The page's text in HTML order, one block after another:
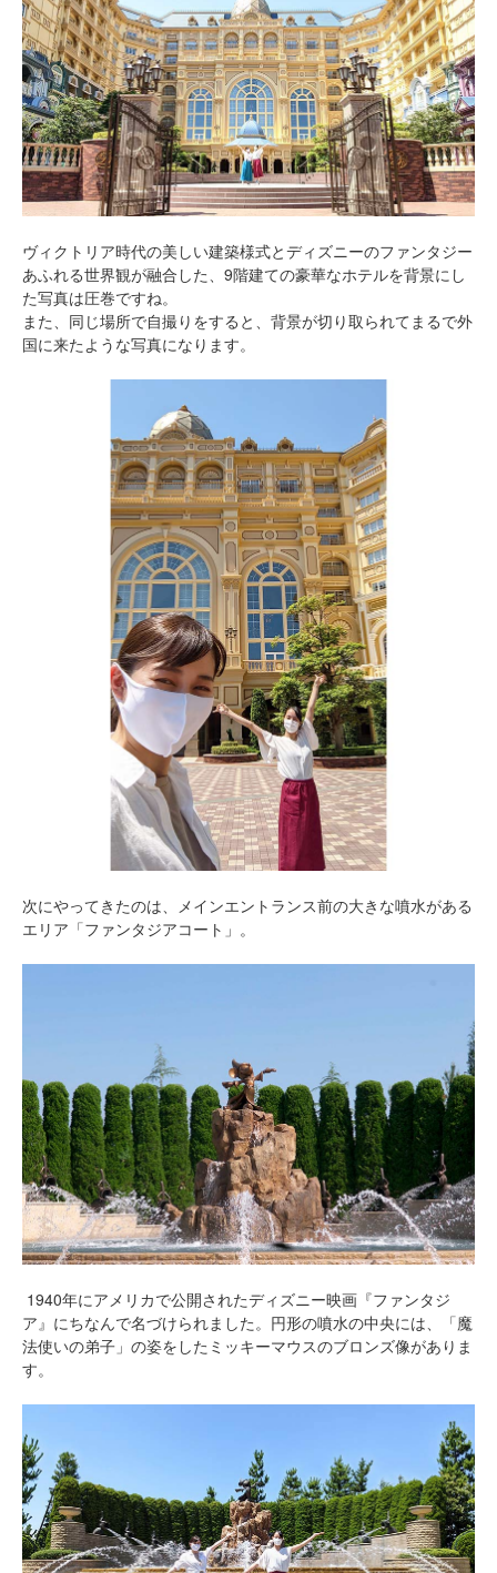
ヴィクトリア時代の美しい建築様式とディズニーのファンタジー
あふれる世界観が融合した、9階建ての豪華なホテルを背景にし
た写真は圧巻ですね。
また、同じ場所で自撮りをすると、背景が切り取られてまるで外
国に来たような写真になります。
次にやってきたのは、メインエントランス前の大きな噴水がある
エリア「ファンタジアコート」。
1940年にアメリカで公開されたディズニー映画『ファンタジ
ア』にちなんで名づけられました。円形の噴水の中央には、「魔
法使いの弟子」の姿をしたミッキーマウスのブロンズ像がありま
す。